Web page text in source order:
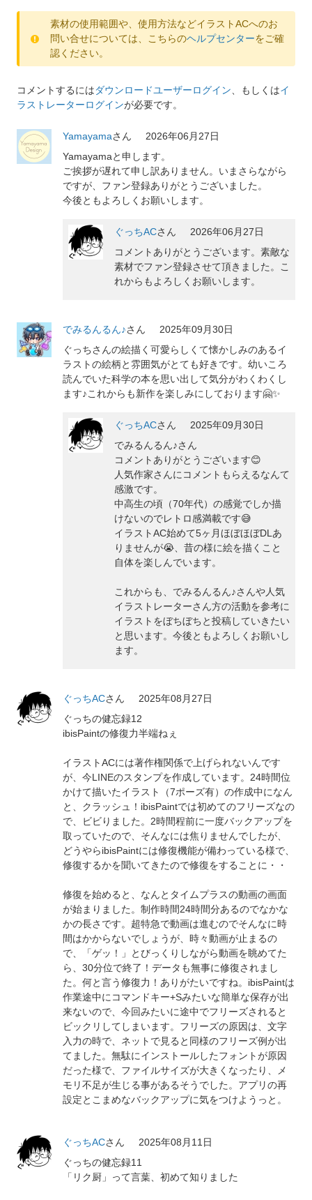
素材の使用範囲や、使用方法などイラストACへのお
問い合せについては、こちらのヘルプセンターをご確
認ください。
コメントするにはダウンロードユーザーログイン、もしくはイ
ラストレーターログインが必要です。
Yamayamaさん
2026年06月27日
Yamayamaと申します。
ご挨拶が遅れて申し訳ありません。いまさらながら
ですが、ファン登録ありがとうございました。
今後ともよろしくお願いします。
ぐっちACさん
2026年06月27日
コメントありがとうございます。素敵な
素材でファン登録させて頂きました。こ
れからもよろしくお願いします。
でみるんるん♪さん
2025年09月30日
ぐっちさんの絵描く可愛らしくて懐かしみのあるイ
ラストの絵柄と雰囲気がとても好きです。幼いころ
読んでいた科学の本を思い出して気分がわくわくし
ます♪これからも新作を楽しみにしております🤗✨
ぐっちACさん
2025年09月30日
でみるんるん♪さん
コメントありがとうございます😊
人気作家さんにコメントもらえるなんて
感激です。
中高生の頃（70年代）の感覚でしか描
けないのでレトロ感満載です😅
イラストAC始めて5ヶ月ほぼほぼDLあ
りませんが😭、昔の様に絵を描くこと
自体を楽しんでいます。
これからも、でみるんるん♪さんや人気
イラストレーターさん方の活動を参考に
イラストをぼちぼちと投稿していきたい
と思います。今後ともよろしくお願いし
ます。
ぐっちACさん
2025年08月27日
ぐっちの健忘録12
ibisPaintの修復力半端ねぇ
イラストACには著作権関係で上げられないんです
が、今LINEのスタンプを作成しています。24時間位
かけて描いたイラスト（7ポーズ有）の作成中になん
と、クラッシュ！ibisPaintでは初めてのフリーズなの
で、ビビりました。2時間程前に一度バックアップを
取っていたので、そんなには焦りませんでしたが、
どうやらibisPaintには修復機能が備わっている様で、
修復するかを聞いてきたので修復をすることに・・
修復を始めると、なんとタイムプラスの動画の画面
が始まりました。制作時間24時間分あるのでなかな
かの長さです。超特急で動画は進むのでそんなに時
間はかからないでしょうが、時々動画が止まるの
で、「ゲッ！」とびっくりしながら動画を眺めてた
ら、30分位で終了！データも無事に修復されまし
た。何と言う修復力！ありがたいですね。ibisPaintは
作業途中にコマンドキー+Sみたいな簡単な保存が出
来ないので、今回みたいに途中でフリーズされると
ビックリしてしまいます。フリーズの原因は、文字
入力の時で、ネットで見ると同様のフリーズ例が出
てました。無駄にインストールしたフォントが原因
だった様で、ファイルサイズが大きくなったり、メ
モリ不足が生じる事があるそうでした。アプリの再
設定とこまめなバックアップに気をつけようっと。
ぐっちACさん
2025年08月11日
ぐっちの健忘録11
「リク厨」って言葉、初めて知りました